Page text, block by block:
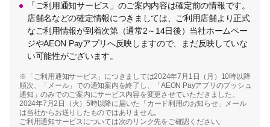
「ご利用通知サービス」のご案内内容は確定前の情報です。
店舗名などの確定情報につきましては、ご利用店舗より正式
なご利用情報が到着次第（通常2～14日後）当社ホームペー
ジやAEON Payアプリへ反映しますので、まだ反映していな
い可能性がございます。
※「ご利用通知サービス」につきましては2024年7月1日（月）10時以降
順次、「メール」での通知案内を終了し、「AEON Payアプリのプッシュ
通知」のみでのご案内にサービス内容を変更させていただきました。
2024年7月2日（火）5時以降に届いた「カード利用のお知らせ」メール
は当社からお送りしたものではありません。
ご利用通知サービスについては次のリンク先をご確認ください。